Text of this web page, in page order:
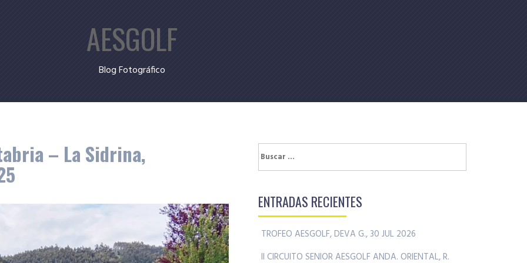
AESGOLF
Blog Fotográfico
– La Sidrina, Buscar:
ENTRADAS RECIENTES
TROFEO AESGOLF, DEVA G., 30 JUL 2026
II CIRCUITO SENIOR AESGOLF ANDA. ORIENTAL, R.